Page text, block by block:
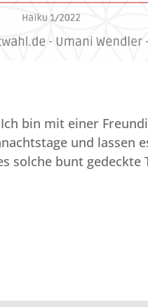
bin mit einer
und lassen
solche bunt